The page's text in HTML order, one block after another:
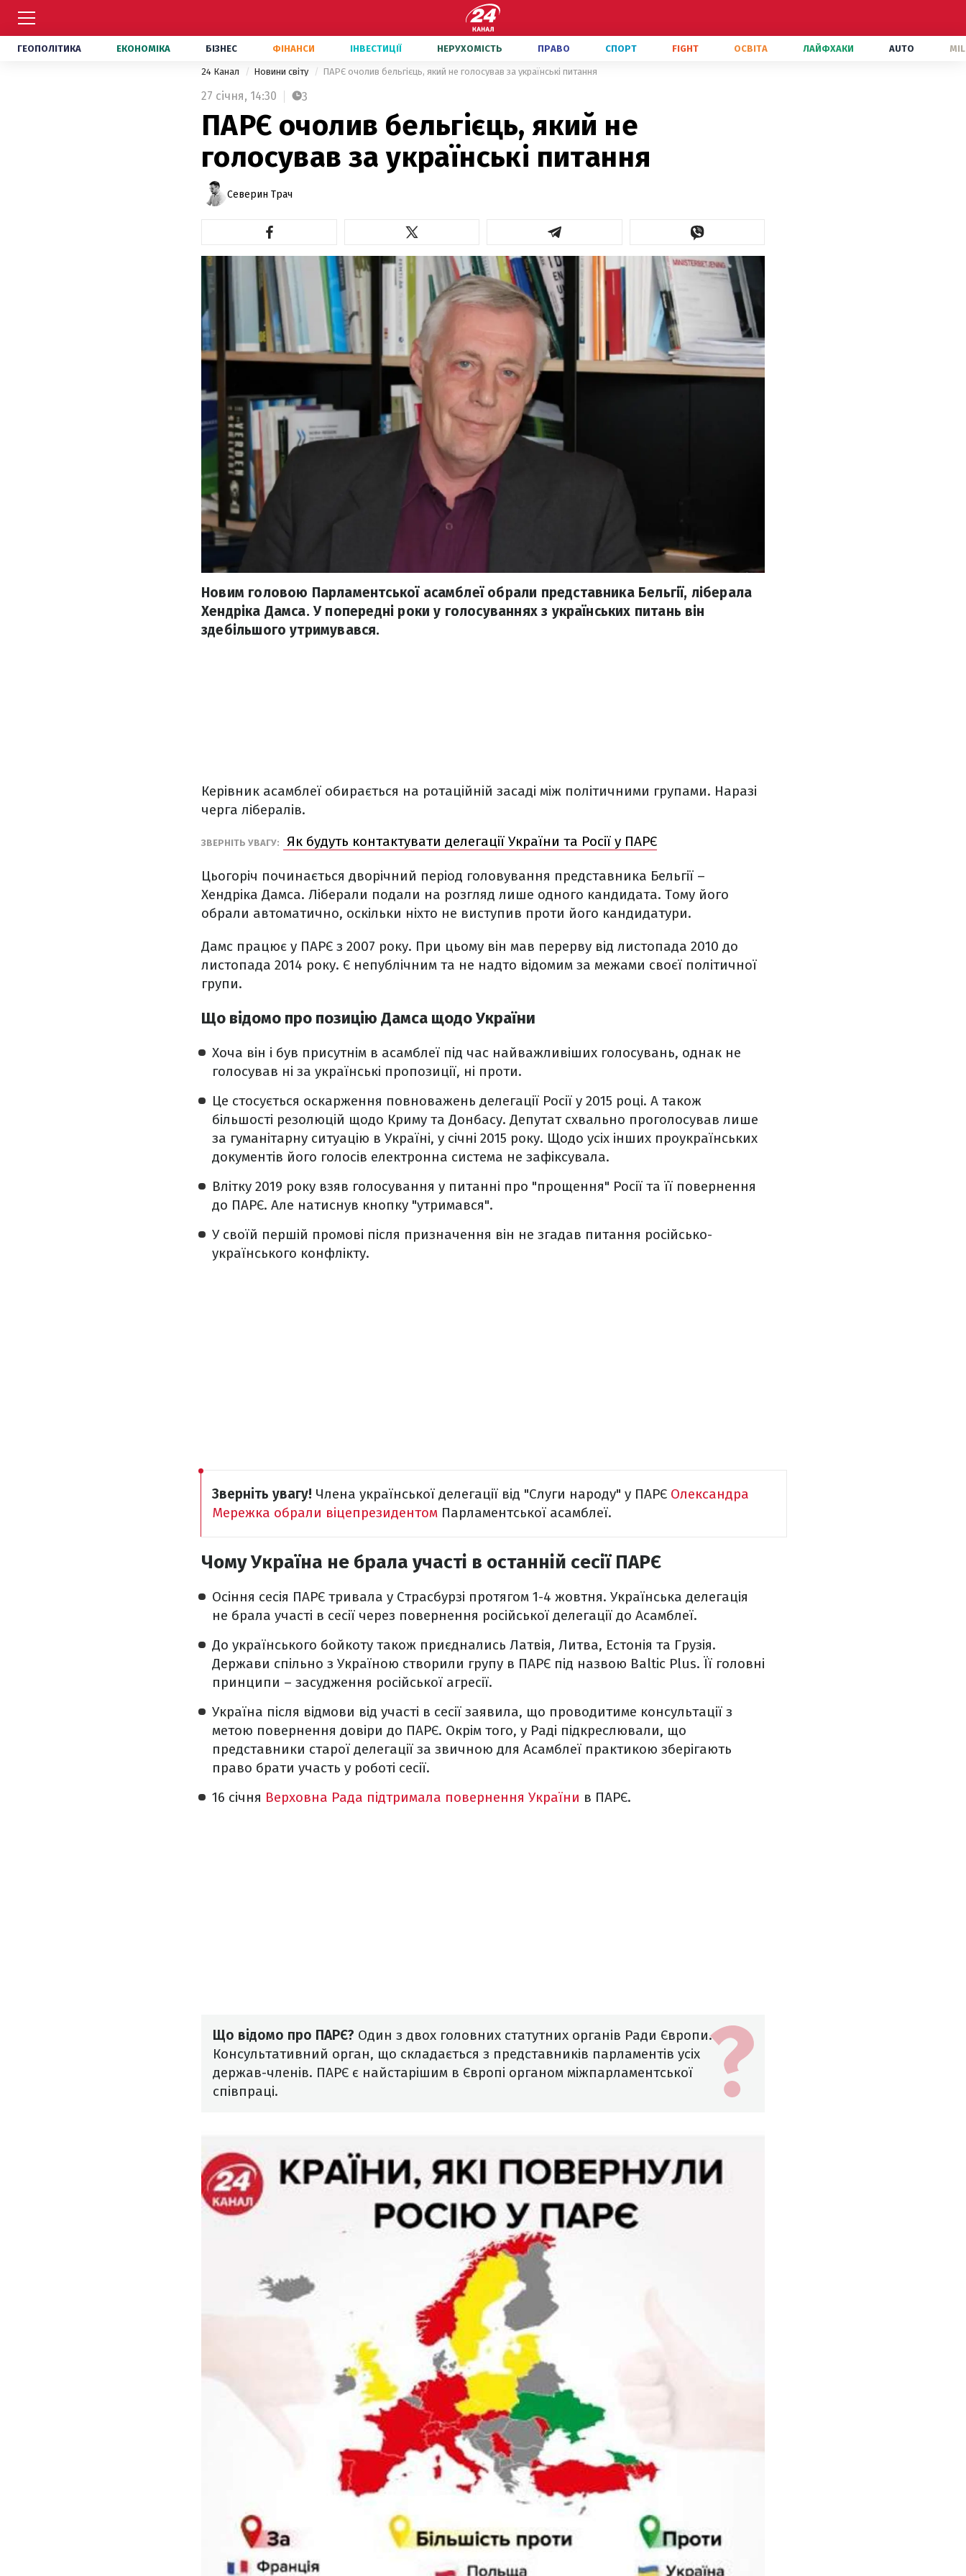
ГЕОПОЛІТИКА ЕКОНОМІКА БІЗНЕС ФІНАНСИ ІНВЕСТИЦІЇ НЕРУХОМІСТЬ ПРАВО СПОРТ FIGHT ОСВІТА ЛАЙФХАКИ AUTO
24 Канал Новини світу ПАРЄ очолив бельгієць, який не голосував за українські питання
27 січня, 14:30 3
ПАРЄ очолив бельгієць, який не
голосував за українські питання
Северин Трач
Новим головою Парламентської асамблеї обрали представника Бельгії, ліберала
Хендріка Дамса. У попередні роки у голосуваннях з українських питань він
здебільшого утримувався.
Керівник асамблеї обирається на ротаційній засаді між політичними групами. Наразі
черга лібералів.
ЗВЕРНІТЬ УВАГУ: Як будуть контактувати делегації України та Росії у ПАРЄ
Цьогоріч починається дворічний період головування представника Бельгії –
Хендріка Дамса. Ліберали подали на розгляд лише одного кандидата. Тому його
обрали автоматично, оскільки ніхто не виступив проти його кандидатури.
Дамс працює у ПАРЄ з 2007 року. При цьому він мав перерву від листопада 2010 до
листопада 2014 року. Є непублічним та не надто відомим за межами своєї політичної
групи.
Що відомо про позицію Дамса щодо України
Хоча він і був присутнім в асамблеї під час найважливіших голосувань, однак не
голосував ні за українські пропозиції, ні проти.
Це стосується оскарження повноважень делегації Росії у 2015 році. А також
більшості резолюцій щодо Криму та Донбасу. Депутат схвально проголосував лише
за гуманітарну ситуацію в Україні, у січні 2015 року. Щодо усіх інших проукраїнських
документів його голосів електронна система не зафіксувала.
Влітку 2019 року взяв голосування у питанні про "прощення" Росії та її повернення
до ПАРЄ. Але натиснув кнопку "утримався".
У своїй першій промові після призначення він не згадав питання російсько-
українського конфлікту.
Зверніть увагу! Члена української делегації від "Слуги народу" у ПАРЄ Олександра
Мережка обрали віцепрезидентом Парламентської асамблеї.
Чому Україна не брала участі в останній сесії ПАРЄ
Осіння сесія ПАРЄ тривала у Страсбурзі протягом 1-4 жовтня. Українська делегація
не брала участі в сесії через повернення російської делегації до Асамблеї.
До українського бойкоту також приєднались Латвія, Литва, Естонія та Грузія.
Держави спільно з Україною створили групу в ПАРЄ під назвою Baltic Plus. Її головні
принципи – засудження російської агресії.
Україна після відмови від участі в сесії заявила, що проводитиме консультації з
метою повернення довіри до ПАРЄ. Окрім того, у Раді підкреслювали, що
представники старої делегації за звичною для Асамблеї практикою зберігають
право брати участь у роботі сесії.
16 січня Верховна Рада підтримала повернення України в ПАРЄ.
Що відомо про ПАРЄ? Один з двох головних статутних органів Ради Європи.
Консультативний орган, що складається з представників парламентів усіх
держав-членів. ПАРЄ є найстарішим в Європі органом міжпарламентської
співпраці.